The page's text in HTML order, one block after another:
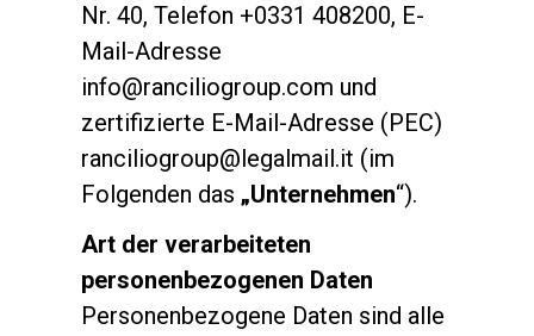
Nr. 40, Telefon +0331 408200, E-
Mail-Adresse
info@ranciliogroup.com und
zertifizierte E-Mail-Adresse (PEC)
ranciliogroup@legalmail.it (im
Folgenden das „Unternehmen“).
Art der verarbeiteten
personenbezogenen Daten
Personenbezogene Daten sind alle